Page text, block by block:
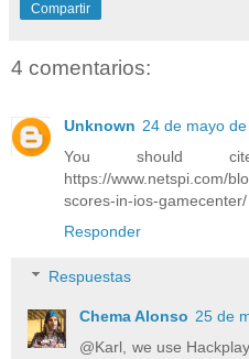
Compartir
4 comentarios:
Unknown 24 de mayo
You should
https://www.netspi.com/
scores-in-ios-gamecenter/
Responder
Respuestas
Chema Alonso 25 de
@Karl, we use